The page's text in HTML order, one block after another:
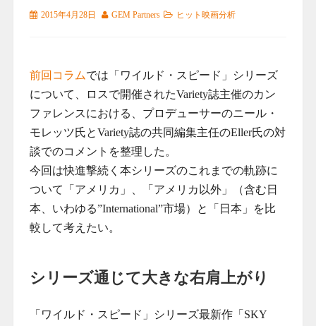
2015年4月28日 GEM Partners ヒット映画分析
前回コラムでは「ワイルド・スピード」シリーズ
について、ロスで開催されたVariety誌主催のカン
ファレンスにおける、プロデューサーのニール・
モレッツ氏とVariety誌の共同編集主任のEller氏の対
談でのコメントを整理した。
今回は快進撃続く本シリーズのこれまでの軌跡に
ついて「アメリカ」、「アメリカ以外」（含む日
本、いわゆる”International”市場）と「日本」を比
較して考えたい。
シリーズ通じて大きな右肩上がり
「ワイルド・スピード」シリーズ最新作「SKY